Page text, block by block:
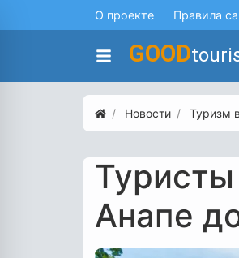
О проекте Правила
GOOD
Новости Туризм
Анапе